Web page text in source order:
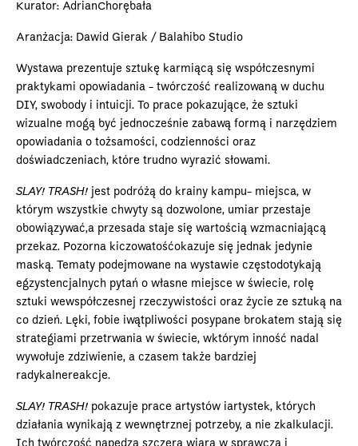
Kurator: AdrianChorębała
Aranżacja: Dawid Gierak / Balahibo Studio
Wystawa prezentuje sztukę karmiącą się współczesnymi
praktykami opowiadania - twórczość realizowaną w duchu
DIY, swobody i intuicji. To prace pokazujące, że sztuki
wizualne mogą być jednocześnie zabawą formą i narzędziem
opowiadania o tożsamości, codzienności oraz
doświadczeniach, które trudno wyrazić słowami.
SLAY! TRASH! jest podróżą do krainy kampu- miejsca, w
którym wszystkie chwyty są dozwolone, umiar przestaje
obowiązywać,a przesada staje się wartością wzmacniającą
przekaz. Pozorna kiczowatośćokazuje się jednak jedynie
maską. Tematy podejmowane na wystawie częstodotykają
egzystencjalnych pytań o własne miejsce w świecie, rolę
sztuki wewspółczesnej rzeczywistości oraz życie ze sztuką na
co dzień. Lęki, fobie iwątpliwości posypane brokatem stają się
strategiami przetrwania w świecie, wktórym inność nadal
wywołuje zdziwienie, a czasem także bardziej
radykalnereakcje.
SLAY! TRASH! pokazuje prace artystów iartystek, których
działania wynikają z wewnętrznej potrzeby, a nie zkalkulacji.
Ich twórczość napędza szczera wiara w sprawczą i